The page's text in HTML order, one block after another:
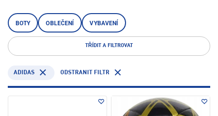
BOTY OBLEČENÍ VYBAVENÍ
TŘÍDIT A FILTROVAT
ADIDAS ODSTRANIT FILTR